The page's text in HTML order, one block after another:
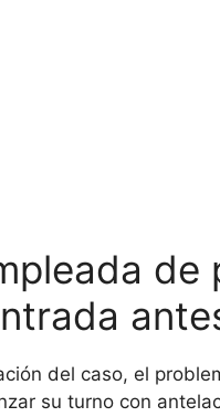
de
del caso, el
su turno con